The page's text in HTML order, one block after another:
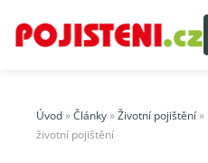
Úvod » Články » Životní pojištění »
životní pojištění